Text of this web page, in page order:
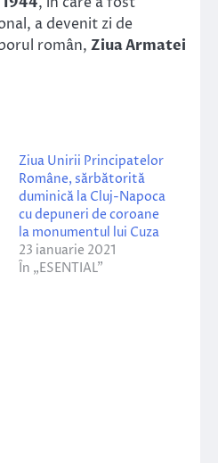
a devenit zi de
român, Ziua Armatei
Ziua Unirii Principatelor
Române, sărbătorită
duminică la Cluj-Napoca
cu depuneri de coroane
la monumentul lui Cuza
23 ianuarie 2021
În „ESENTIAL”